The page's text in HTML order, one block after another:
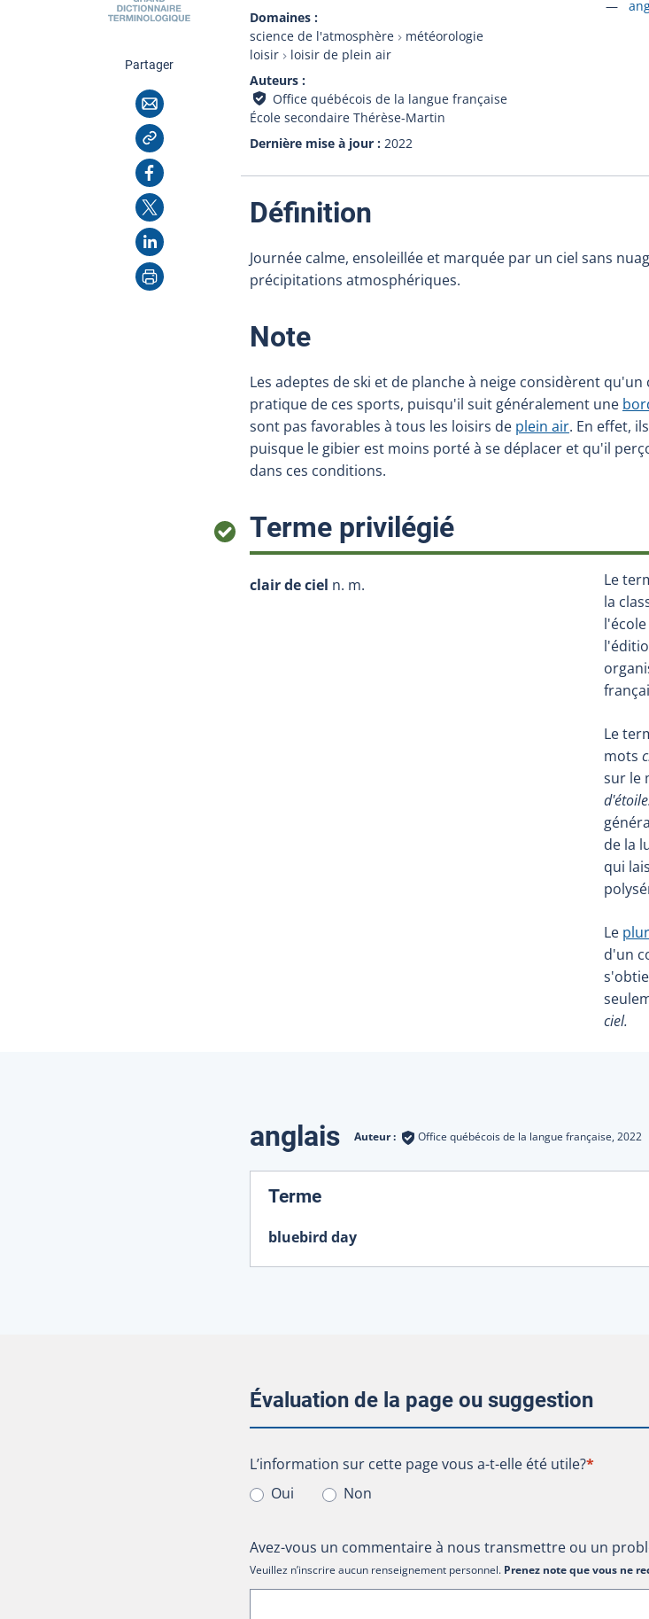
Domaines
science de l'atmosphère
météorologie
loisir
loisir de plein air
Auteurs
Office québécois de la langue française
École secondaire Thérèse-Martin
Dernière mise à jour
2022
Partagercette page
Courriel
Copier l'adresse
Facebook
X
LinkedIn
Imprimer
Définition
Journée calme, ensoleillée et marquée par un ciel sans
précipitations atmosphériques.
Note:
Les adeptes de ski et de planche à neige considèrent
pratique de ces sports, puisqu'il suit généralement une
sont pas favorables à tous les loisirs de plein air. En effet,
puisque le gibier est moins porté à se déplacer et qu'il
dans ces conditions.
Terme privilégié:
clair de ciel n. m. Le
la
Le
mots
sur le
de la
qui
Le
d'un
ciel.
Traductions
anglais Auteur : Office québécois de la langue française, 2022
Terme:
bluebird day
Évaluation de la page ou suggestion
L’information sur cette page vous a-t-elle été utile?
L’information sur cette page vous a-t-elle été utile?*
Oui
Non
Avez-vous un commentaire à nous transmettre ou un
Veuillez n’inscrire aucun renseignement personnel. Prenez note que vous ne